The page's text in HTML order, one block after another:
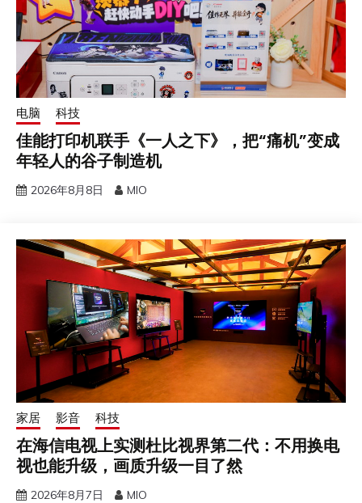
电脑 科技
佳能打印机联手《一人之下》，把“痛机”变成
年轻人的谷子制造机
2026年8月8日 MIO
家居 影音 科技
在海信电视上实测杜比视界第二代：不用换电
视也能升级，画质升级一目了然
2026年8月7日 MIO